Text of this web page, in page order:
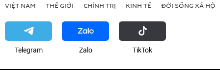
VIỆT NAM THẾ GIỚI CHÍNH TRỊ KINH TẾ ĐỜI SỐNG XÃ HỘI
Telegram Zalo ТikТоk